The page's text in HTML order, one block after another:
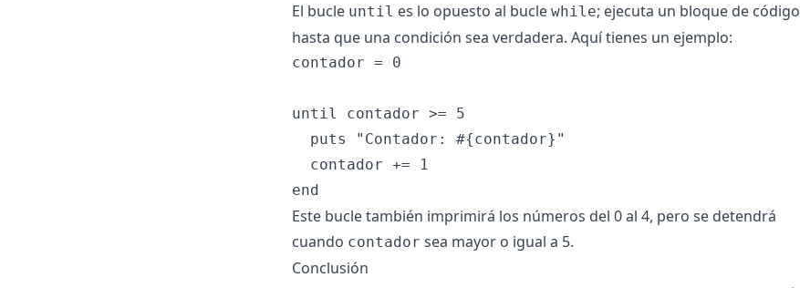
El bucle until es lo opuesto al bucle while; ejecuta un bloque de código
hasta que una condición sea verdadera. Aquí tienes un ejemplo:
contador = 0
until contador >= 5
  puts "Contador: #{contador}"
  contador += 1
Este bucle también imprimirá los números del 0 al 4, pero se detendrá
cuando contador sea mayor o igual a 5.
Conclusión